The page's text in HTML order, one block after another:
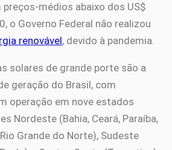
preços-médios abaixo dos US$
o Governo Federal não realizou
renovável, devido à pandemia.
solares de grande porte são a
geração do Brasil, com
operação em nove estados
Nordeste (Bahia, Ceará, Paraíba,
Grande do Norte), Sudeste